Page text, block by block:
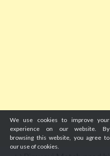
We use cookies to improve your
experience on our website. By
browsing this website, you agree to
our use of cookies.